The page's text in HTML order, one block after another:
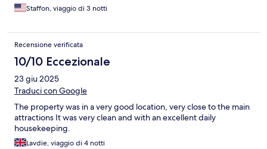
Staffon, viaggio di 3 notti
Recensione verificata
10/10 Eccezionale
23 giu 2025
Traduci con Google
The property was in a very good location, very close to the main
attractions It was very clean and with an excellent daily
housekeeping.
Lavdie, viaggio di 4 notti